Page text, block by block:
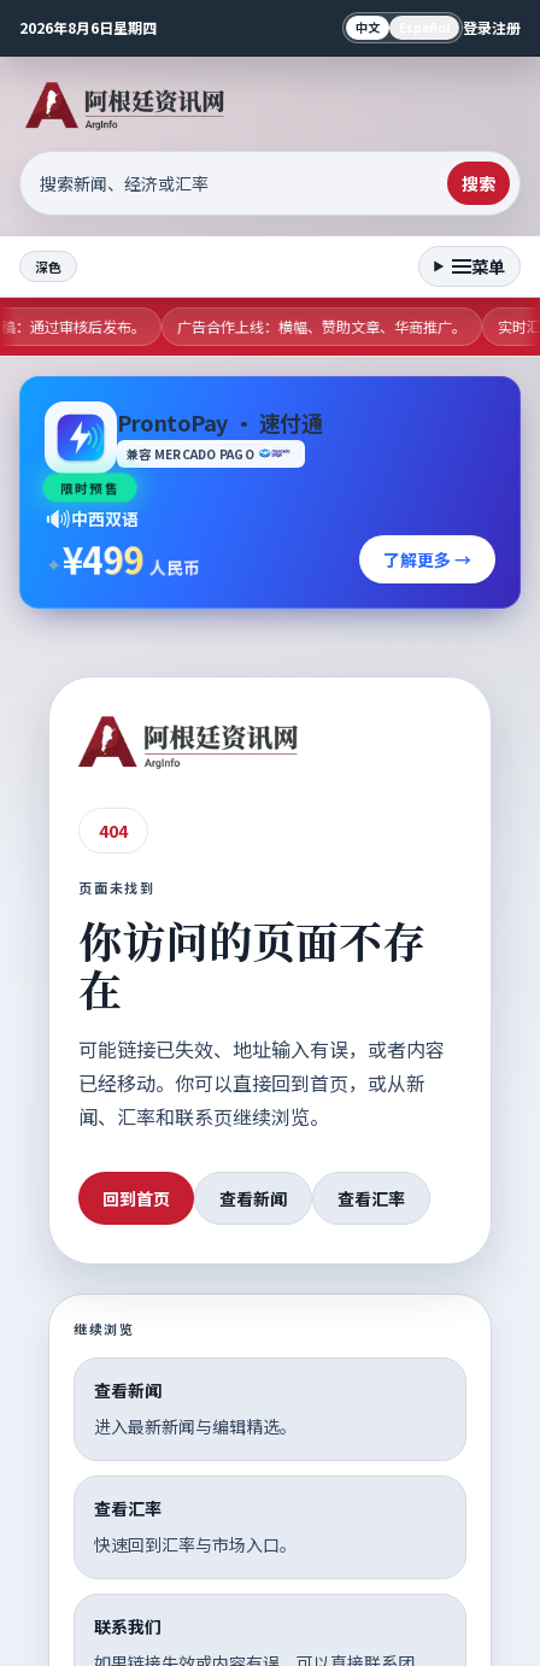
2026年8月6日星期四 中文 登录注册
搜索
深色 菜单
通过审核后发布。 广告合作上线：横幅、赞助文章、华商推广。 实时
ProntoPay · 速付通
兼容 MERCADO PAGO
限时预售
🔊中西双语
✦¥499 人民币 了解更多 →
404
页面未找到
你访问的页面不存
在
可能链接已失效、地址输入有误，或者内容
已经移动。你可以直接回到首页，或从新
闻、汇率和联系页继续浏览。
回到首页 查看新闻 查看汇率
继续浏览
查看新闻
进入最新新闻与编辑精选。
查看汇率
快速回到汇率与市场入口。
联系我们